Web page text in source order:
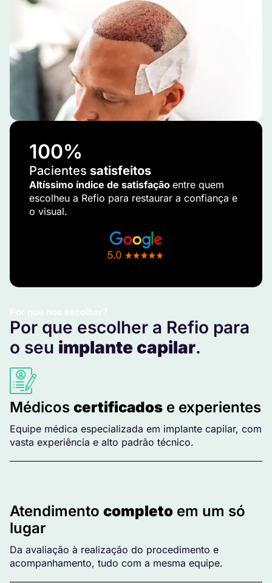
Por que nos escolher?
Por que escolher a Refio para
o seu implante capilar.
Médicos certificados e experientes
Equipe médica especializada em implante capilar, com
vasta experiência e alto padrão técnico.
Atendimento completo em um só
lugar
Da avaliação à realização do procedimento e
acompanhamento, tudo com a mesma equipe.
100%
Pacientes satisfeitos
Altíssimo índice de satisfação entre quem
escolheu a Refio para restaurar a confiança e
o visual.